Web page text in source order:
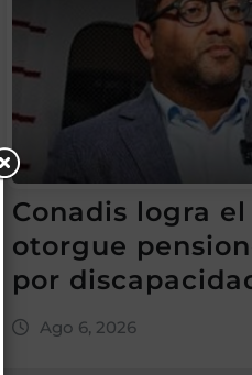
Conadis logra
otorgue
por
Ago 6, 2026